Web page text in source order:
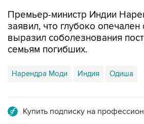
Премьер-министр Индии
заявил, что глубоко
выразил соболезнования
семьям погибших.
Нарендра Моди Индия Одиша
Купить подписку на